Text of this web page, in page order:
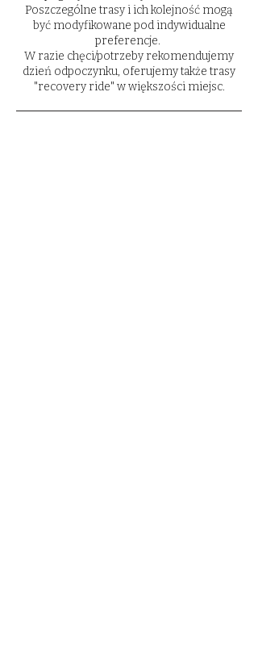
Poszczególne trasy i ich kolejność mogą
być modyfikowane pod indywidualne
preferencje.
W razie chęci/potrzeby rekomendujemy
dzień odpoczynku, oferujemy także trasy
"recovery ride" w większości miejsc.